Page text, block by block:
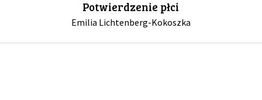
Potwierdzenie płci
Emilia Lichtenberg-Kokoszka